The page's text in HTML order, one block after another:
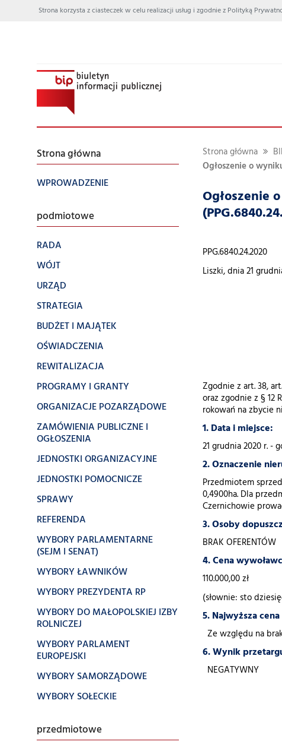
Strona korzysta z ciasteczek w celu realizacji usług i zgodnie z Polityką
Strona główna
WPROWADZENIE
podmiotowe
RADA
WÓJT
URZĄD
STRATEGIA
BUDŻET I MAJĄTEK
OŚWIADCZENIA
REWITALIZACJA
PROGRAMY I GRANTY
ORGANIZACJE POZARZĄDOWE
ZAMÓWIENIA PUBLICZNE I
OGŁOSZENIA
JEDNOSTKI ORGANIZACYJNE
JEDNOSTKI POMOCNICZE
SPRAWY
REFERENDA
WYBORY PARLAMENTARNE
(SEJM I SENAT)
WYBORY ŁAWNIKÓW
WYBORY PREZYDENTA RP
WYBORY DO MAŁOPOLSKIEJ IZBY
ROLNICZEJ
WYBORY PARLAMENT
EUROPEJSKI
WYBORY SAMORZĄDOWE
WYBORY SOŁECKIE
przedmiotowe
Strona główna
Ogłoszenie o
Ogłoszenie
PPG.6840.24.2020
Liszki, dnia 21
Zgodnie z art. 38,
oraz zgodnie z § 12
rokowań na zbycie
1. Data i miejsce:
21 grudnia 2020 r. -
2. Oznaczenie
Przedmiotem
0,4900ha. Dla
Czernichowie
3. Osoby
BRAK OFERENTÓW
4. Cena
110.000,00 zł
(słownie: sto
5. Najwyższa
Ze względu na
6. Wynik
NEGATYWNY